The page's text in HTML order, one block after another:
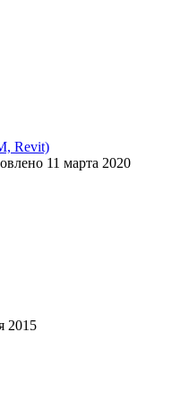
Revit)
11 марта 2020
2015